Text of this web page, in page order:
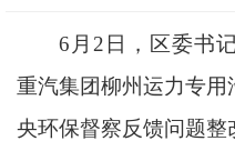
6月2日，区委书
重汽集团柳州运力专
央环保督察反馈问题